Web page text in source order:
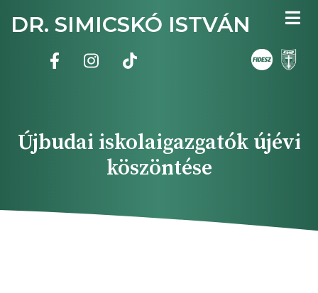
tartalomra
DR. SIMICSKÓ ISTVÁN
Újbudai iskolaigazgatók újévi
köszöntése